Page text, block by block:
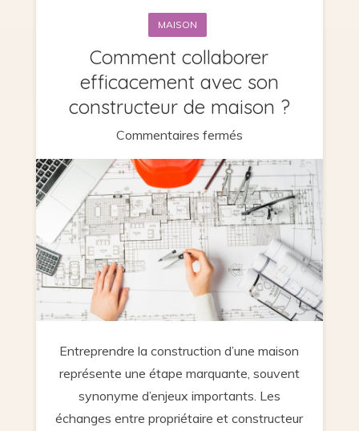
MAISON
Comment collaborer
efficacement avec son
constructeur de maison ?
Commentaires ferméssur
Comment
collaborer
efficacement
avec
son
constructeur
de
maison
Entreprendre la construction d’une maison
représente une étape marquante, souvent
synonyme d’enjeux importants. Les
échanges entre propriétaire et constructeur